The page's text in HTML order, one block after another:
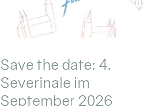
Save the date: 4.
Severinale im
September 2026